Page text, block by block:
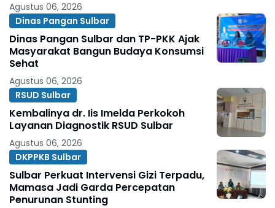
Agustus 06, 2026
Dinas Pangan Sulbar
Dinas Pangan Sulbar dan TP-PKK Ajak
Masyarakat Bangun Budaya Konsumsi
Sehat
Agustus 06, 2026
RSUD Sulbar
Kembalinya dr. Iis Imelda Perkokoh
Layanan Diagnostik RSUD Sulbar
Agustus 06, 2026
DKPPKB Sulbar
Sulbar Perkuat Intervensi Gizi Terpadu,
Mamasa Jadi Garda Percepatan
Penurunan Stunting